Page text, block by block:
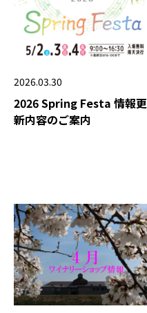
2026.03.30
2026 Spring Festa 情報更
新内容のご案内